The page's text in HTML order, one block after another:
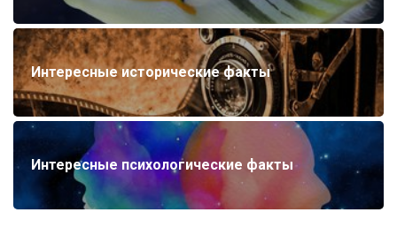
Интересные исторические факты
Интересные психологические факты